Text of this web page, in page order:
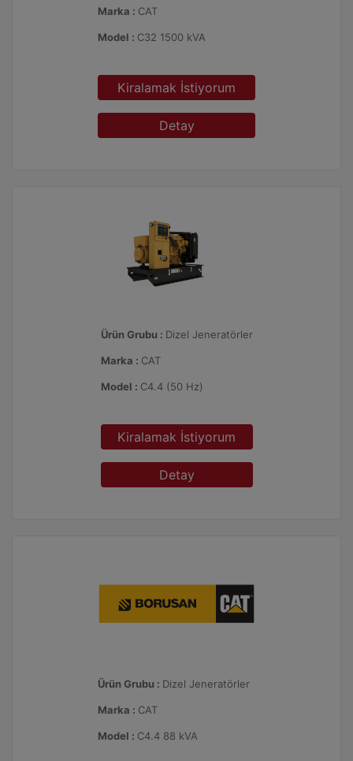
Marka : CAT
Model : C32 1500 kVA
Kiralamak İstiyorum
Detay
Ürün Grubu : Dizel Jeneratörler
Marka : CAT
Model : C4.4 (50 Hz)
Kiralamak İstiyorum
Detay
Ürün Grubu : Dizel Jeneratörler
Marka : CAT
Model : C4.4 88 kVA